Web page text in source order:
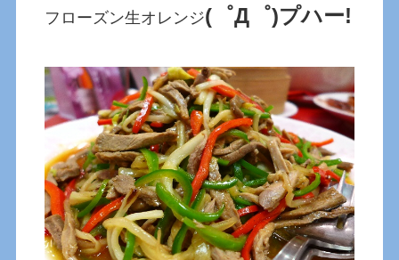
フローズン生オレンジ(゜Д゜)プハー!